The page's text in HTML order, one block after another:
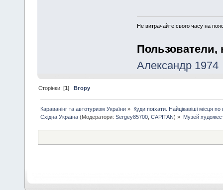
Не витрачайте свого часу на
Пользователи,
Александр 1974
Сторінки: [1]Вгору
Караванінг та автотуризм України » Куди поїхати. Найцікавіші місця
Східна Україна (Модератори:Sergey85700 ,CAPITAN) » Музей